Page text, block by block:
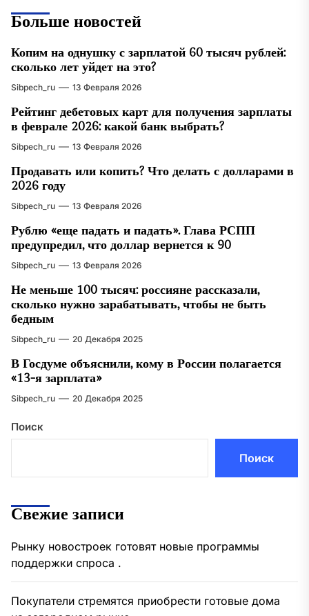
Больше новостей
Копим на однушку с зарплатой 60 тысяч рублей:
сколько лет уйдет на это?
Sibpech_ru 13 Февраля 2026
Рейтинг дебетовых карт для получения зарплаты
в феврале 2026: какой банк выбрать?
Sibpech_ru 13 Февраля 2026
Продавать или копить? Что делать с долларами в
2026 году
Sibpech_ru 13 Февраля 2026
Рублю «еще падать и падать». Глава РСПП
предупредил, что доллар вернется к 90
Sibpech_ru 13 Февраля 2026
Не меньше 100 тысяч: россияне рассказали,
сколько нужно зарабатывать, чтобы не быть
бедным
Sibpech_ru 20 Декабря 2025
В Госдуме объяснили, кому в России полагается
«13-я зарплата»
Sibpech_ru 20 Декабря 2025
Поиск
Поиск
Свежие записи
Рынку новостроек готовят новые программы
поддержки спроса .
Покупатели стремятся приобрести готовые дома